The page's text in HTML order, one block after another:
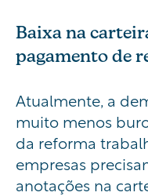
Baixa na
pagamento de
Atualmente, a
muito menos
da reforma
empresas
anotações na